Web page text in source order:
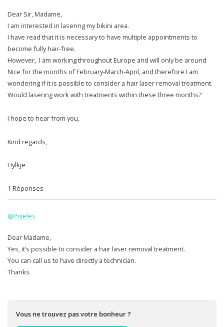
Dear Sir, Madame,
I am interested in lasering my bikini area.
I have read that it is necessary to have multiple appointments to
become fully hair-free.
However, I am working throughout Europe and will only be around
Nice for the months of February-March-April, and therefore I am
wondering if it is possible to consider a hair laser removal treatment.
Would lasering work with treatments within these three months?
I hope to hear from you,
Kind regards,
Hylkje
1 Réponses
@Pixeles
Dear Madame,
Yes, it’s possible to consider a hair laser removal treatment.
You can call us to have directly a technician.
Thanks.
Vous ne trouvez pas votre bonheur ?